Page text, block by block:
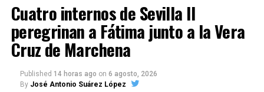
Cuatro internos de Sevilla II
peregrinan a Fátima junto a la Vera
Cruz de Marchena
Published 14 horas ago on 6 agosto, 2026
By José Antonio Suárez López